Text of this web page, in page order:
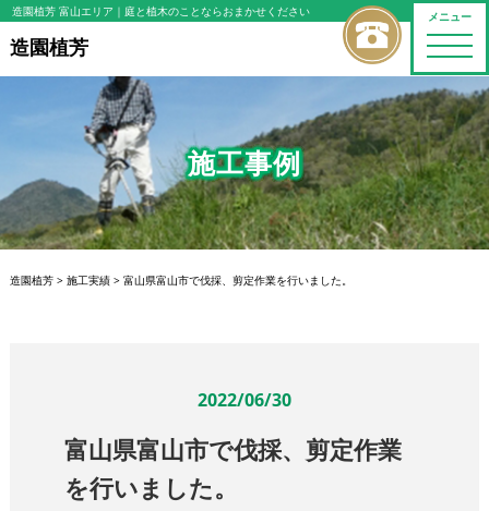
メニュー
toggle
造園植芳 富山エリア ｜庭と植木のことならおまかせください
造園植芳
施工事例
造園植芳> 施工実績> 富山県富山市で伐採、剪定作業を行いました。
2022/06/30
富山県富山市で伐採、剪定作業
を行いました。